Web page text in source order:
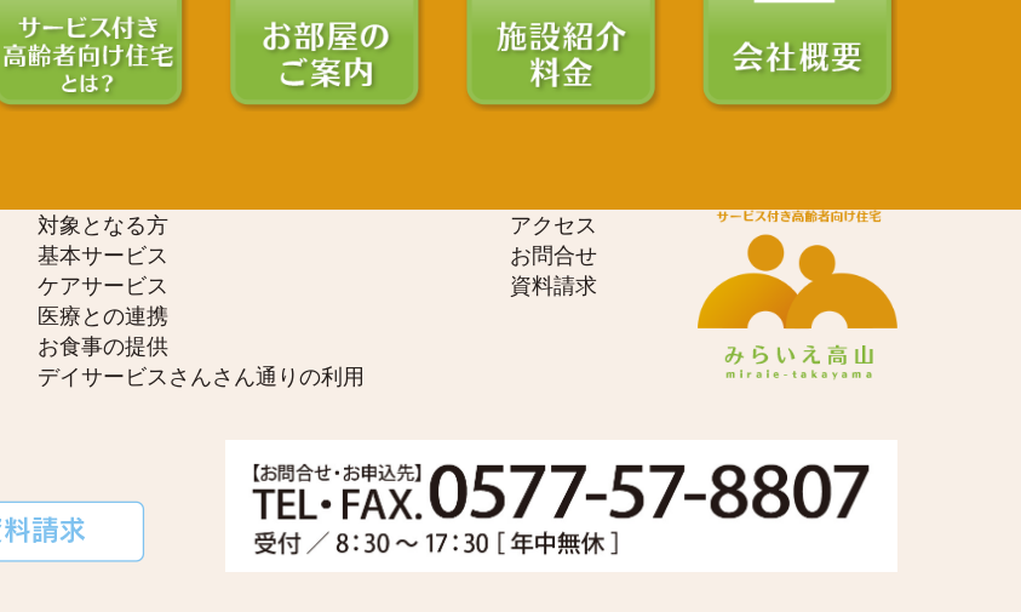
対象となる方
基本サービス
ケアサービス
医療との連携
お食事の提供
デイサービスさんさん通りの利用
アクセス
お問合せ
資料請求